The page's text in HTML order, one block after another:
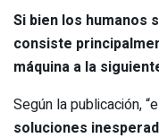
Si bien los humanos
consiste
máquina a la
Según la publicación,
soluciones